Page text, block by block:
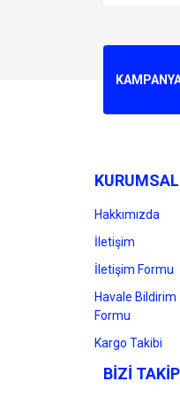
Ürün
Bu
KURUMSAL
Hakkımızda
İletişim
İletişim Formu
Havale Bildirim
Formu
Kargo Takibi
BİZİ